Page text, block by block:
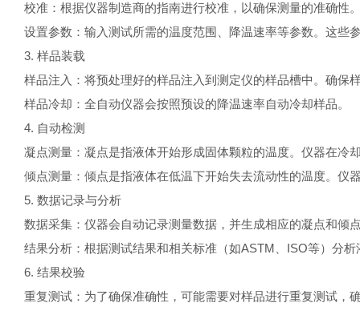
校准：根据仪器制造商的指南进行校准，以确保测量的准确性
设置参数：输入测试所需的温度范围、降温速率等参数。这些
3. 样品装载
样品注入：将预处理好的样品注入到测定仪的样品槽中。确保
样品冷却：全自动仪器会按照预设的降温速率自动冷却样品。
4. 自动检测
凝点测量：凝点是指液体开始形成固体颗粒的温度。仪器在冷
倾点测量：倾点是指液体在低温下开始失去流动性的温度。仪
5. 数据记录与分析
数据采集：仪器会自动记录测量数据，并生成相应的凝点和倾
结果分析：根据测试结果和相关标准（如ASTM、ISO等）分
6. 结果校验
重复测试：为了确保准确性，可能需要对样品进行重复测试，